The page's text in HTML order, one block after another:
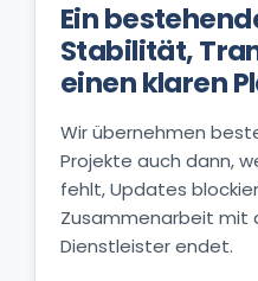
Ein
Stabilität,
einen klaren
Wir übernehmen
Projekte auch dann,
fehlt, Updates
Zusammenarbeit mit
Dienstleister endet.